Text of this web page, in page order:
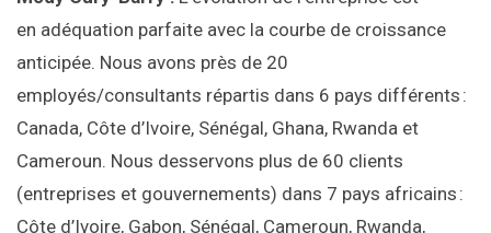
en adéquation parfaite avec la courbe de croissance
anticipée. Nous avons près de 20
employés/consultants répartis dans 6 pays différents :
Canada, Côte d’Ivoire, Sénégal, Ghana, Rwanda et
Cameroun. Nous desservons plus de 60 clients
(entreprises et gouvernements) dans 7 pays africains :
Côte d’Ivoire, Gabon, Sénégal, Cameroun, Rwanda,